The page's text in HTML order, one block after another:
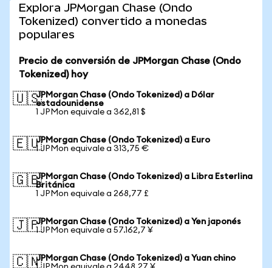
Explora JPMorgan Chase (Ondo
Tokenized) convertido a monedas
populares
Precio de conversión de JPMorgan Chase (Ondo
Tokenized) hoy
🇺🇸JPMorgan Chase (Ondo Tokenized) a Dólar
estadounidense
1 JPMon equivale a 362,81 $
🇪🇺JPMorgan Chase (Ondo Tokenized) a Euro
1 JPMon equivale a 313,75 €
🇬🇧JPMorgan Chase (Ondo Tokenized) a Libra Esterlina
Británica
1 JPMon equivale a 268,77 £
🇯🇵JPMorgan Chase (Ondo Tokenized) a Yen japonés
1 JPMon equivale a 57.162,7 ¥
🇨🇳JPMorgan Chase (Ondo Tokenized) a Yuan chino